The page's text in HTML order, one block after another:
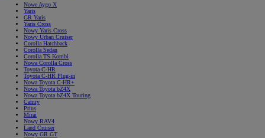
Nowe Aygo X
Yaris
GR Yaris
Yaris Cross
Nowy Yaris Cross
Nowy Urban Cruiser
Corolla Hatchback
Corolla Sedan
Corolla TS Kombi
Nowa Corolla Cross
Toyota C-HR
Toyota C-HR Plug-in
Nowa Toyota C-HR+
Nowa Toyota bZ4X
Nowa Toyota bZ4X Touring
Camry
Prius
Mirai
Nowy RAV4
Land Cruiser
Nowy GR GT